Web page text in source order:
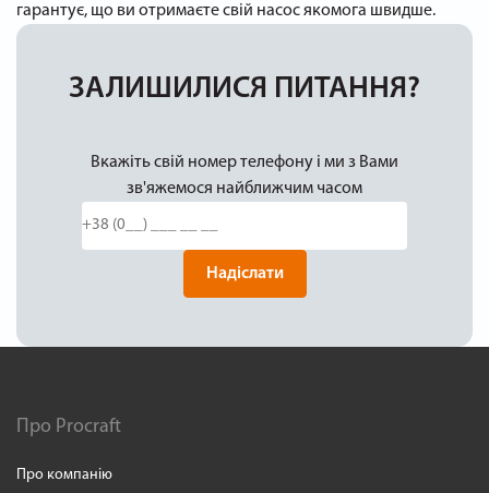
гарантує, що ви отримаєте свій насос якомога швидше.
ЗАЛИШИЛИСЯ ПИТАННЯ?
Вкажіть свій номер телефону і ми з Вами
зв'яжемося найближчим часом
Надіслати
Про Procraft
Про компанію